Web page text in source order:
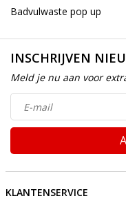
Badvulwaste pop up
INSCHRIJVEN
Meld je nu aan voor
KLANTENSERVICE